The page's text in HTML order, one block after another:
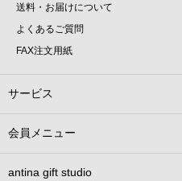
送料・お届けについて
よくあるご質問
FAX注文用紙
サービス
会員メニュー
antina gift studio